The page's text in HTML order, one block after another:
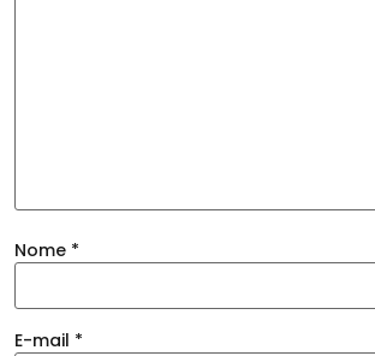
Nome *
E-mail *